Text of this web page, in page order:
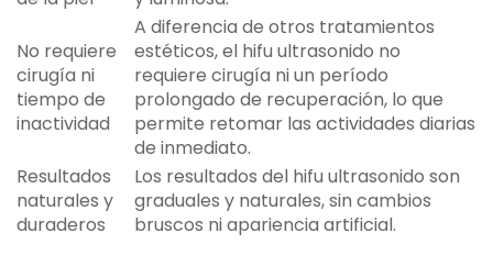
No requiere
cirugía ni
tiempo de
inactividad
A diferencia de otros tratamientos
estéticos, el hifu ultrasonido no
requiere cirugía ni un período
prolongado de recuperación, lo que
permite retomar las actividades diarias
de inmediato.
Resultados
naturales y
duraderos
Los resultados del hifu ultrasonido son
graduales y naturales, sin cambios
bruscos ni apariencia artificial.